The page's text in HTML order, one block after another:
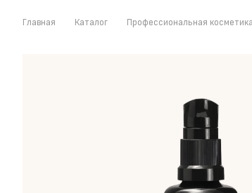
Главная Каталог Профессиональная